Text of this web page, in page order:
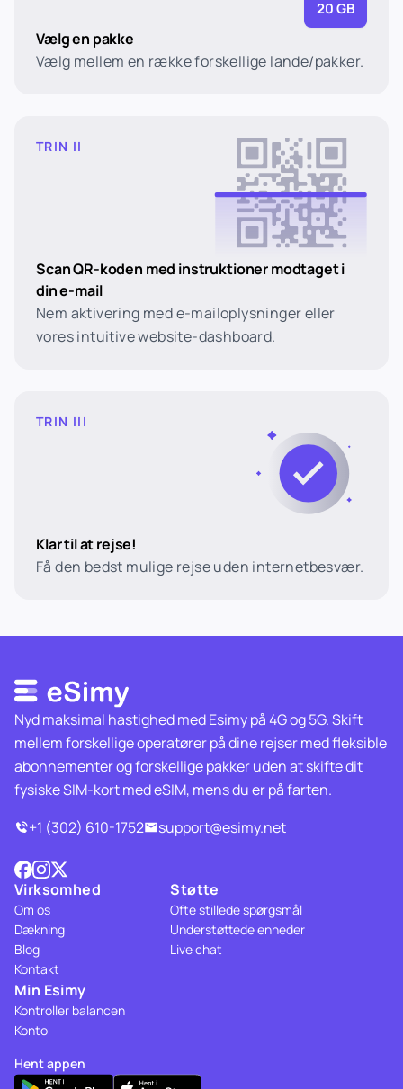
20 GB
Vælg en pakke
Vælg mellem en række forskellige lande/pakker.
TRIN II
Scan QR-koden med instruktioner modtaget i
din e-mail
Nem aktivering med e-mailoplysninger eller
vores intuitive website-dashboard.
TRIN III
Klar til at rejse!
Få den bedst mulige rejse uden internetbesvær.
Nyd maksimal hastighed med Esimy på 4G og 5G. Skift
mellem forskellige operatører på dine rejser med fleksible
abonnementer og forskellige pakker uden at skifte dit
fysiske SIM-kort med eSIM, mens du er på farten.
+1 (302) 610-1752
support@esimy.net
Virksomhed
Om os
Dækning
Blog
Kontakt
Støtte
Ofte stillede spørgsmål
Understøttede enheder
Live chat
Min Esimy
Kontroller balancen
Konto
Hent appen